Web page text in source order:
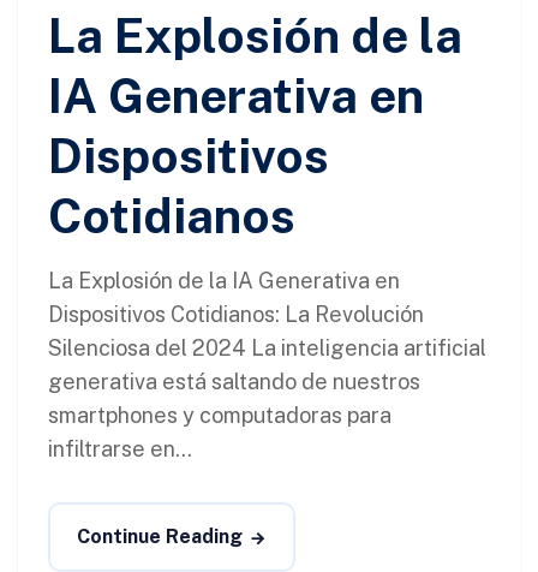
La Explosión de la
IA Generativa en
Dispositivos
Cotidianos
La Explosión de la IA Generativa en
Dispositivos Cotidianos: La Revolución
Silenciosa del 2024 La inteligencia artificial
generativa está saltando de nuestros
smartphones y computadoras para
infiltrarse en...
Continue Reading